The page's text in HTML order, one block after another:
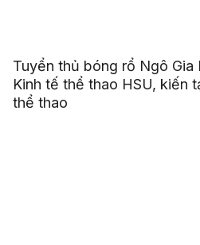
Tuyển thủ bóng rổ Ngô Gia
Kinh tế thể thao HSU, kiến
thể thao